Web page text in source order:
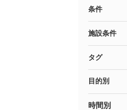
条件
施設条件
タグ
目的別
時間別